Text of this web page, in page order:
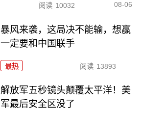
阅读 10032 08-06
暴风来袭，这局决不能输，想赢
一定要和中国联手
最热 阅读 13893
解放军五秒镜头颠覆太平洋！美
军最后安全区没了